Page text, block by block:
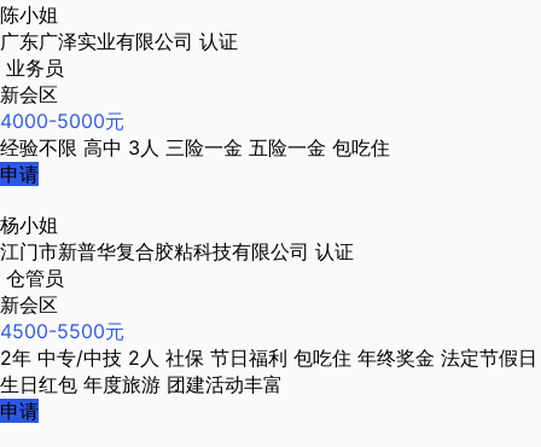
陈小姐
广东广泽实业有限公司 认证
业务员
新会区
4000-5000元
经验不限 高中 3人 三险一金 五险一金 包吃住
申请
杨小姐
江门市新普华复合胶粘科技有限公司 认证
仓管员
新会区
4500-5500元
2年 中专/中技 2人 社保 节日福利 包吃住 年终奖金 法定节假日
生日红包 年度旅游 团建活动丰富
申请